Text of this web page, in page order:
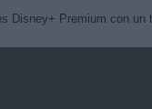
Disney+ Premium con un